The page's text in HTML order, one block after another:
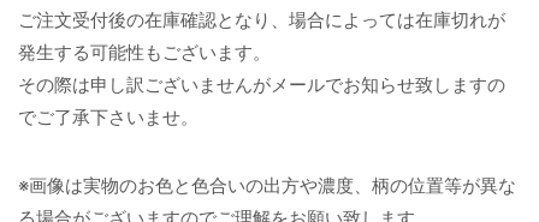
ご注文受付後の在庫確認となり、場合によっては在庫切れが
発生する可能性もございます。
その際は申し訳ございませんがメールでお知らせ致しますの
でご了承下さいませ。
※画像は実物のお色と色合いの出方や濃度、柄の位置等が異な